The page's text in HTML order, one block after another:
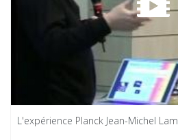
L'expérience Planck Jean-Michel